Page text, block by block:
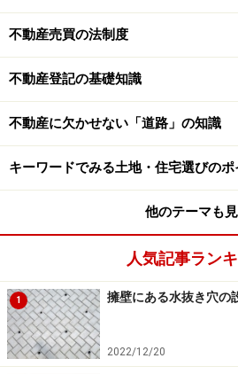
不動産売買の法制度
不動産登記の基礎知識
不動産に欠かせない「道路」の知識
キーワードでみる土地・住宅選びのポ
他のテーマも
人気記事ラン
1 擁壁にある水抜き穴の
2022/12/20